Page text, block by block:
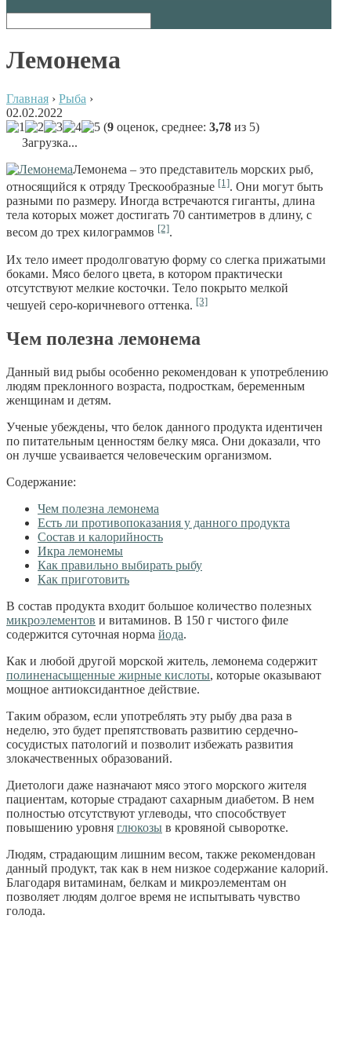
Лемонема
Главная › Рыба ›
02.02.2022
(9 оценок, среднее: 3,78 из 5)
Загрузка...
Лемонема – это представитель морских рыб,
относящийся к отряду Трескообразные [1]. Они могут быть
разными по размеру. Иногда встречаются гиганты, длина
тела которых может достигать 70 сантиметров в длину, с
весом до трех килограммов [2].
Их тело имеет продолговатую форму со слегка прижатыми
боками. Мясо белого цвета, в котором практически
отсутствуют мелкие косточки. Тело покрыто мелкой
чешуей серо-коричневого оттенка. [3]
Чем полезна лемонема
Данный вид рыбы особенно рекомендован к употреблению
людям преклонного возраста, подросткам, беременным
женщинам и детям.
Ученые убеждены, что белок данного продукта идентичен
по питательным ценностям белку мяса. Они доказали, что
он лучше усваивается человеческим организмом.
Содержание:
Чем полезна лемонема
Есть ли противопоказания у данного продукта
Состав и калорийность
Икра лемонемы
Как правильно выбирать рыбу
Как приготовить
В состав продукта входит большое количество полезных
микроэлементов и витаминов. В 150 г чистого филе
содержится суточная норма йода.
Как и любой другой морской житель, лемонема содержит
полиненасыщенные жирные кислоты, которые оказывают
мощное антиоксидантное действие.
Таким образом, если употреблять эту рыбу два раза в
неделю, это будет препятствовать развитию сердечно-
сосудистых патологий и позволит избежать развития
злокачественных образований.
Диетологи даже назначают мясо этого морского жителя
пациентам, которые страдают сахарным диабетом. В нем
полностью отсутствуют углеводы, что способствует
повышению уровня глюкозы в кровяной сыворотке.
Людям, страдающим лишним весом, также рекомендован
данный продукт, так как в нем низкое содержание калорий.
Благодаря витаминам, белкам и микроэлементам он
позволяет людям долгое время не испытывать чувство
голода.